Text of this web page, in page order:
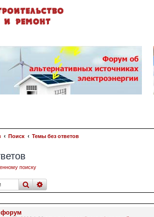
Поиск Темы без ответов
поиску
поискрасширенный